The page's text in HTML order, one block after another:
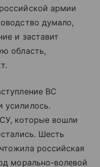
армии
думало,
и заставит
область,
ВС
усилилось.
которые вошли
Шесть
российская
морально-волевой